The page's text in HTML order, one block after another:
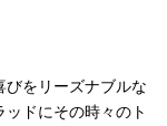
びをリーズナブルな
ドにその時々のト